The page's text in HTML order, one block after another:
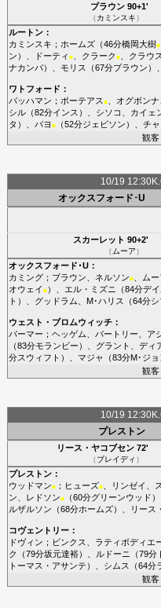
ブラウン90+1'
（カミンスキ）
ルートン：
カミンスキ ； ホームズ（46分橋岡大樹■
ン ）、 ドーティ ■、 クラーク ■、 クラウス
ナカンバ）、 モリス （67分ブラウン ）、
ワトフォード ：
バッハマン ； ポーテアス ■、 オグボンナ
シル（82分インス ）、 シソコ カイェ
タ ）、 バヨ ■（52分ジェビソン ）、 チ
観
10/19
オックスフォード･U
スカーレット 90+2'
（ ムーア）
オックスフォード･U：
カミング； ブラウン ネルソン■、 ムー
オウェイ ■）、 エル・ミズニ （84分デ
ト ）、 グッドラム M･ハリス （64分シ
ウェスト・ブロムウィッチ：
パーマー ； ヘッゲム バートリー ア
（83分モランビー ）、 グラント ディ
分スウィフト ）、 マジャ （83分M･ジョ
観
10/19
プレストン
リース・ヤコブセン72'
（ブレイディ ）
プレストン：
ウッドマン■； ヒューズ■、 リンゼイ
ン
レドソン■（60分グリーンウッド ）
ルザルソン （68分ホームズ）、 リース
コヴェントリー：
ドヴィン ； ビンクス ラティボディエ
ク
（79分坂元達裕）、 ルドーニ （79分
トーマス・アサンテ ）、 シムス （64分
観